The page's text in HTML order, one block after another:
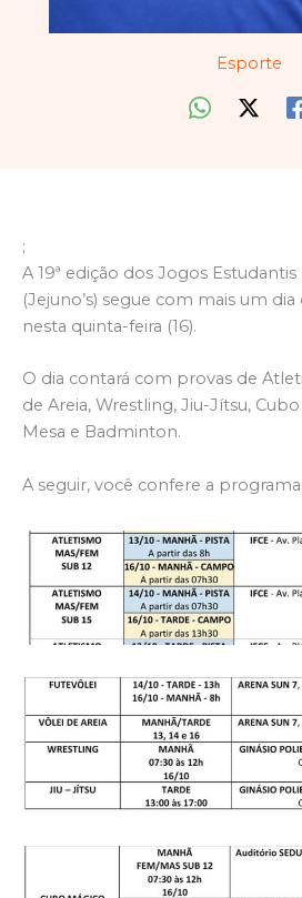
Esporte
;
A 19ª edição dos Jogos
(Jejuno’s) segue com mais um
nesta quinta-feira (16).
O dia contará com provas de
de Areia, Wrestling, Jiu-Jítsu,
Mesa e Badminton.
A seguir, você confere a